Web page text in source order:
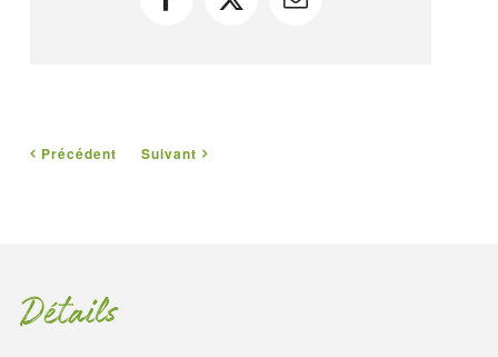
Facebook
X Courriel
Précédent Suivant
Détails